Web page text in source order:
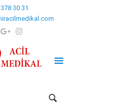
30 31